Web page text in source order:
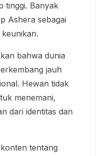
tinggi. Banyak
Ashera sebagai
bahwa dunia
jauh
Hewan tidak
menemani,
dari identitas dan
tentang